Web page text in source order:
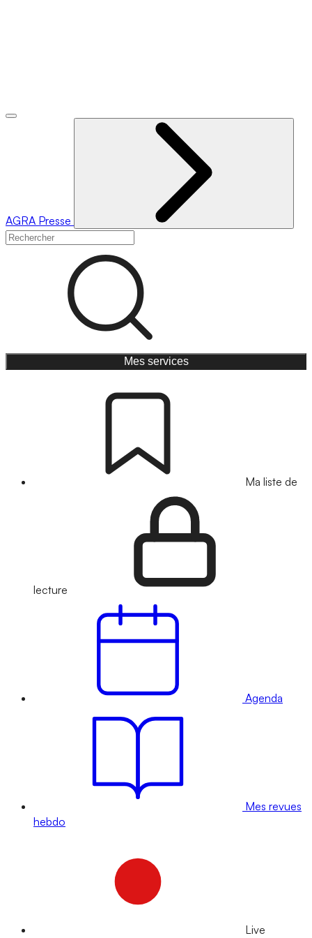
AGRA Presse
Mes services
Ma liste de
lecture
Agenda
Mes revues
hebdo
Live